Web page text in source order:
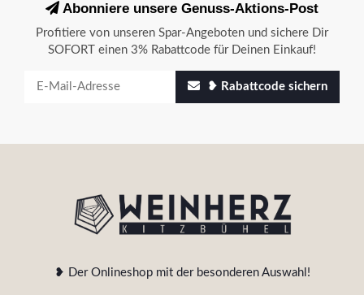
Abonniere unsere Genuss-Aktions-Post
Profitiere von unseren Spar-Angeboten und sichere Dir
SOFORT einen 3% Rabattcode für Deinen Einkauf!
❥ Rabattcode sichern
❥ Der Onlineshop mit der besonderen Auswahl!